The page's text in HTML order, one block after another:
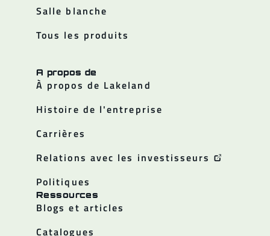
Salle blanche
Tous les produits
A propos de
À propos de Lakeland
Histoire de l'entreprise
Carrières
Relations avec les investisseurs
Politiques
Ressources
Blogs et articles
Catalogues